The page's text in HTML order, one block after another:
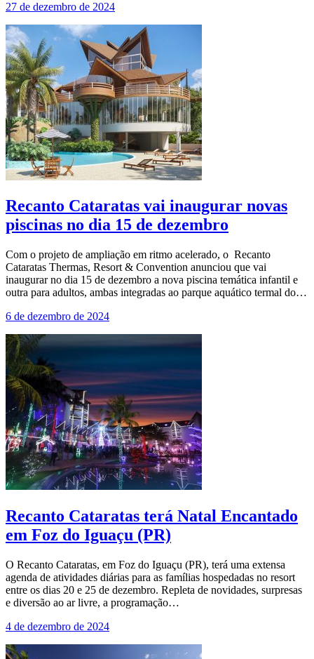
27 de dezembro de 2024
Recanto Cataratas vai inaugurar novas
piscinas no dia 15 de dezembro
Com o projeto de ampliação em ritmo acelerado, o Recanto
Cataratas Thermas, Resort & Convention anunciou que vai
inaugurar no dia 15 de dezembro a nova piscina temática infantil e
outra para adultos, ambas integradas ao parque aquático termal do…
6 de dezembro de 2024
Recanto Cataratas terá Natal Encantado
em Foz do Iguaçu (PR)
O Recanto Cataratas, em Foz do Iguaçu (PR), terá uma extensa
agenda de atividades diárias para as famílias hospedadas no resort
entre os dias 20 e 25 de dezembro. Repleta de novidades, surpresas
e diversão ao ar livre, a programação…
4 de dezembro de 2024